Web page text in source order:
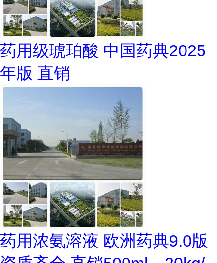
药用级琥珀酸 中国药典2025
年版 直销
药用浓氨溶液 欧洲药典9.0版